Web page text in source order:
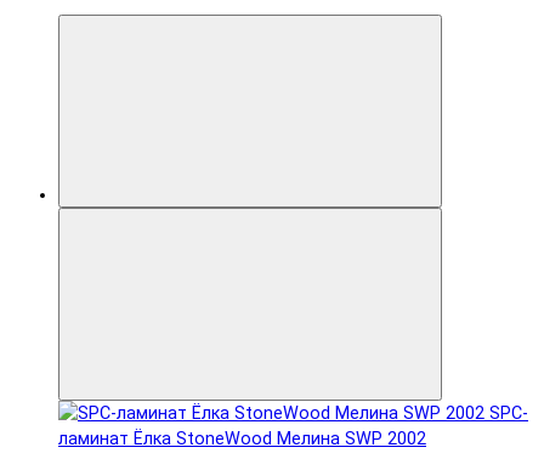
SPC-
ламинат Ëлка StoneWood Мелина SWP 2002